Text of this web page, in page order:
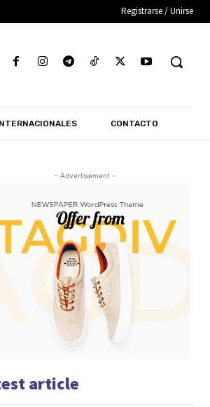
Registrarse / Unirse
CONTACTO
- Advertisement -
article